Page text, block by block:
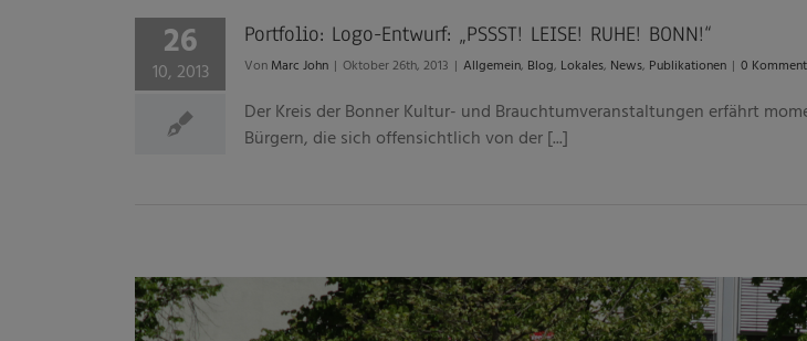
26
10, 2013
Portfolio: Logo-Entwurf: „PSSST! LEISE! RUHE! BONN!“
Von Marc John | Oktober 26th, 2013 | Allgemein, Blog, Lokales, News, Publikationen | 0
Der Kreis der Bonner Kultur- und Brauchtumveranstaltungen erfährt
Bürgern, die sich offensichtlich von der [...]